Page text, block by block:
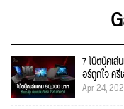
7 โน๊ตบุ๊คเล่
อร์ถูกใจ ครี
Apr 24,